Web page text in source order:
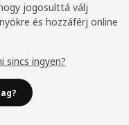
jogosulttá válj
és hozzáférj online
sincs ingyen?